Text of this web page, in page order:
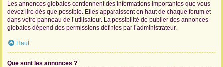
Les annonces globales contiennent des informations importantes que vous
devez lire dès que possible. Elles apparaissent en haut de chaque forum et
dans votre panneau de l’utilisateur. La possibilité de publier des annonces
globales dépend des permissions définies par l’administrateur.
Haut
Que sont les annonces ?